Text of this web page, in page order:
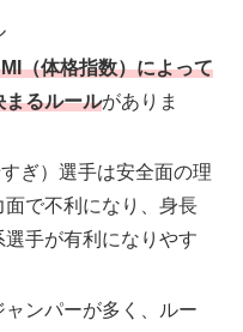
（体格指数）によって
まるルールがありま
ぎ）選手は安全面の理
で不利になり、身長
手が有利になりやす
ンパーが多く、ルー